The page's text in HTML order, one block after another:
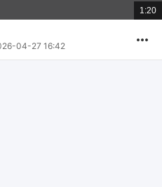
總
共
1:20
04-27 16:42